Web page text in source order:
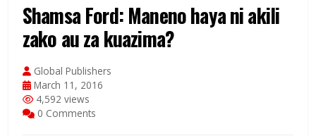
Shamsa Ford: Maneno haya ni akili
zako au za kuazima?
Global Publishers
March 11, 2016
4,592 views
0 Comments